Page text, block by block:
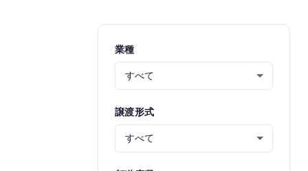
業種
譲渡形式